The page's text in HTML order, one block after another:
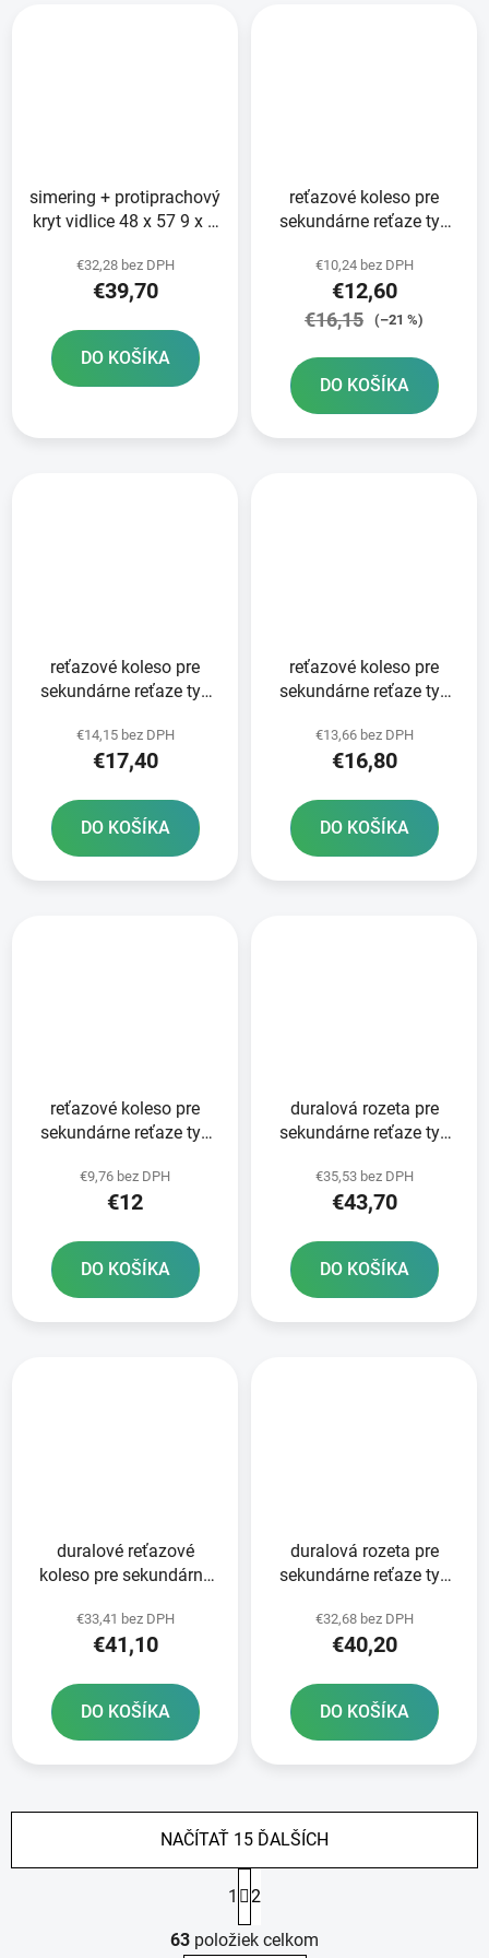
simering + protiprachový
kryt vidlice 48 x 57 9 x 9
€32,28 bez DPH
€39,70
DO KOŠÍKA
reťazové koleso pre
sekundárne reťaze typ
€10,24 bez DPH
€12,60
€16,15 (–21 %)
DO KOŠÍKA
reťazové koleso pre
sekundárne reťaze typ
zubov
€14,15 bez DPH
€17,40
DO KOŠÍKA
reťazové koleso pre
sekundárne reťaze typ
zubov
€13,66 bez DPH
€16,80
DO KOŠÍKA
reťazové koleso pre
sekundárne reťaze typ
zubov
€9,76 bez DPH
€12
DO KOŠÍKA
duralová rozeta pre
sekundárne reťaze typ
€35,53 bez DPH
€43,70
DO KOŠÍKA
duralové reťazové
koleso pre sekundárne
Anglicko 50 zubov
€33,41 bez DPH
€41,10
DO KOŠÍKA
duralová rozeta pre
sekundárne reťaze typ
€32,68 bez DPH
€40,20
DO KOŠÍKA
O
v
NAČÍTAŤ 15 ĎALŠÍCH
t
r
á
1 2
63 položiek celkom